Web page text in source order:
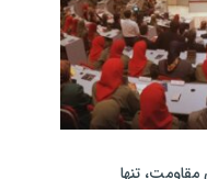
تنها